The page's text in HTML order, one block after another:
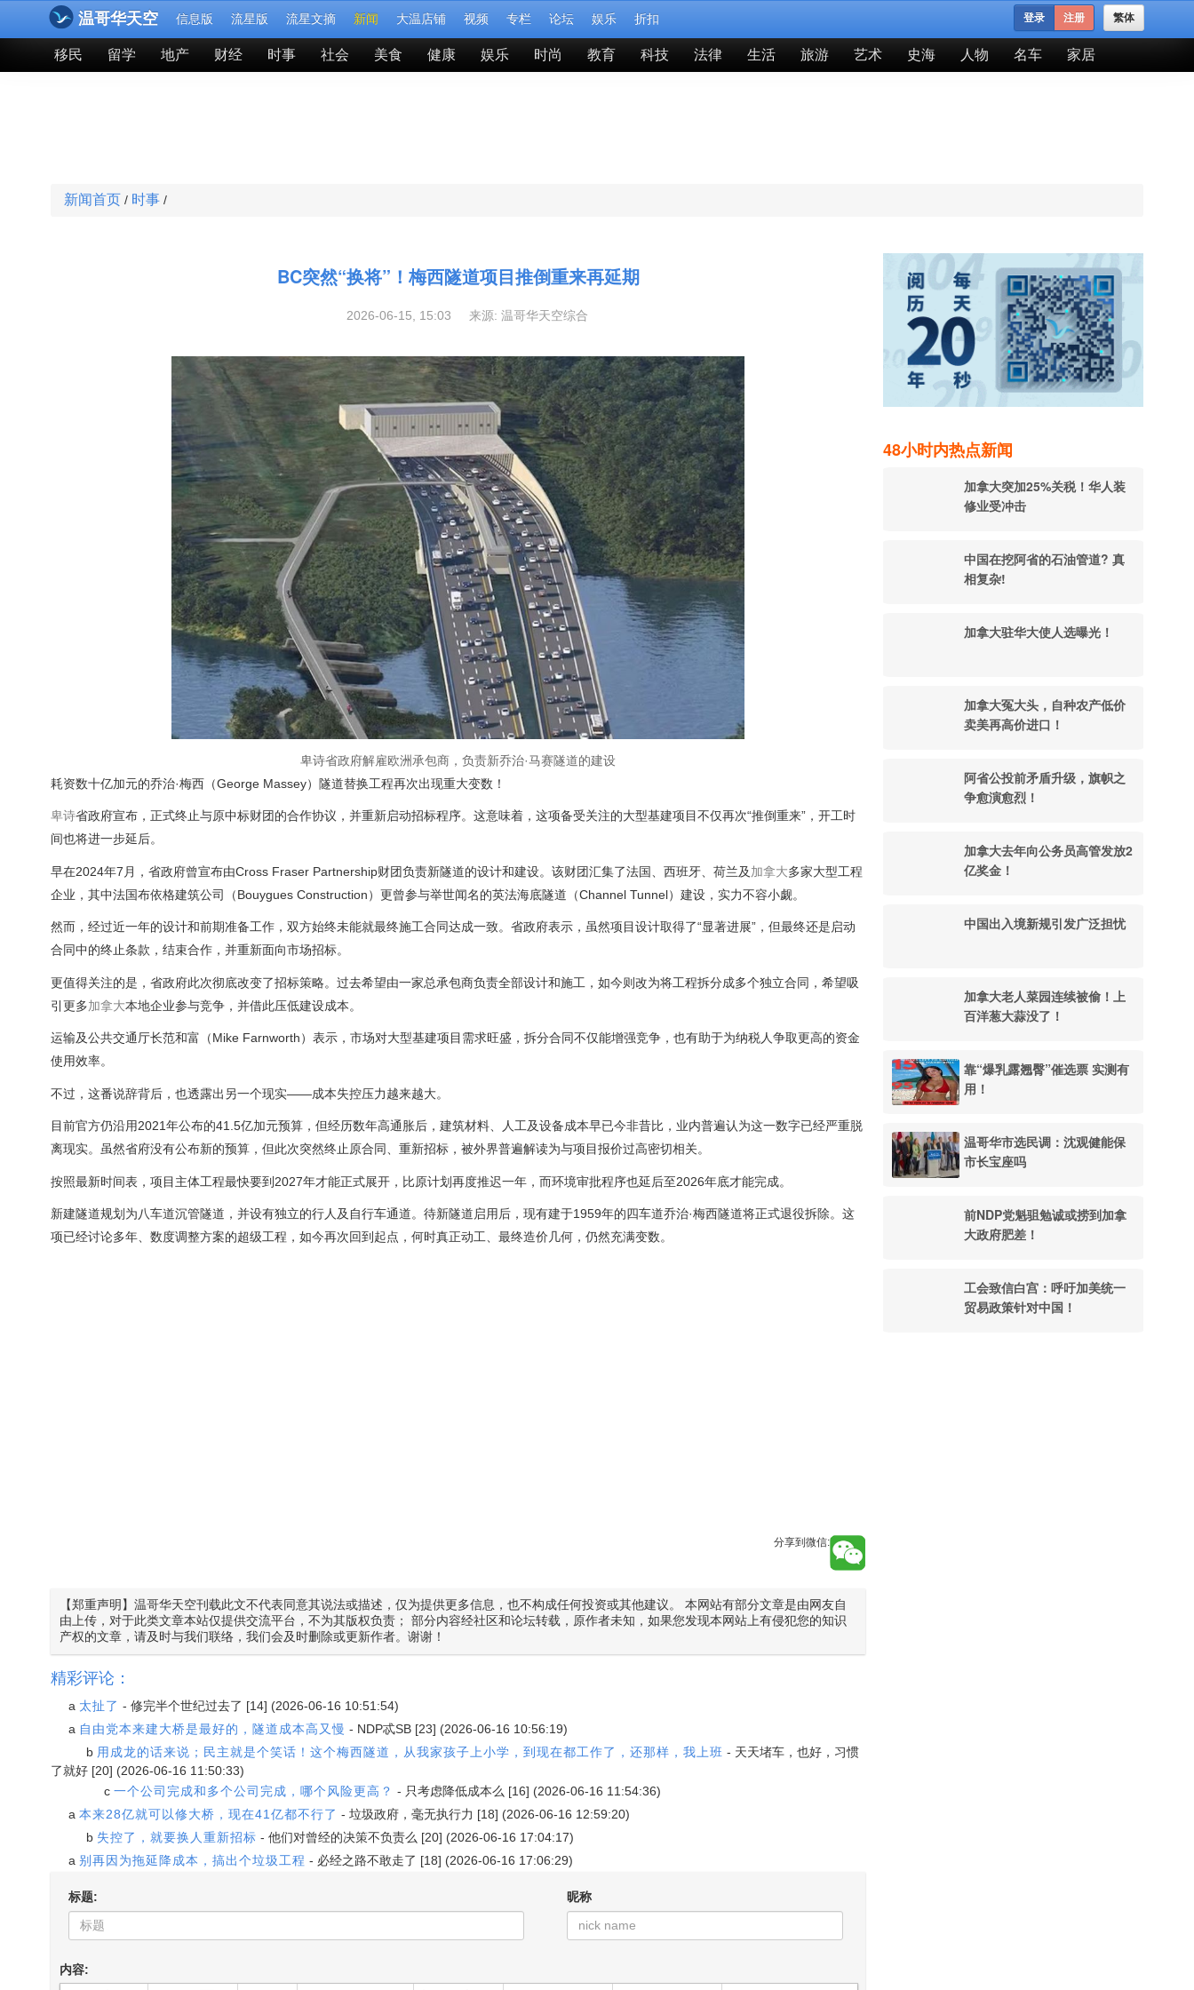
温哥华天空 信息版 流星版 流星文摘 新闻 大温店铺 视频 专栏 论坛 娱乐 折扣 繁体
登录 注册
移民 留学 地产 财经 时事 社会 美食 健康 娱乐 时尚 教育 科技 法律 生活 旅游 艺术 史海 人物 名车 家居
新闻首页 / 时事 /
BC突然“换将”！梅西隧道项目推倒重来再延期
2026-06-15, 15:03 来源: 温哥华天空综合
卑诗省政府解雇欧洲承包商，负责新乔治·马赛隧道的建设
耗资数十亿加元的乔治·梅西（George Massey）隧道替换工程再次出现重大变数！
卑诗省政府宣布，正式终止与原中标财团的合作协议，并重新启动招标程序。这意味着，这项备受关注的大型基建项目不仅再次“推倒重来”，开工时
间也将进一步延后。
早在2024年7月，省政府曾宣布由Cross Fraser Partnership财团负责新隧道的设计和建设。该财团汇集了法国、西班牙、荷兰及加拿大多家大型工程
企业，其中法国布依格建筑公司（Bouygues Construction）更曾参与举世闻名的英法海底隧道（Channel Tunnel）建设，实力不容小觑。
然而，经过近一年的设计和前期准备工作，双方始终未能就最终施工合同达成一致。省政府表示，虽然项目设计取得了“显著进展”，但最终还是启动
合同中的终止条款，结束合作，并重新面向市场招标。
更值得关注的是，省政府此次彻底改变了招标策略。过去希望由一家总承包商负责全部设计和施工，如今则改为将工程拆分成多个独立合同，希望吸
引更多加拿大本地企业参与竞争，并借此压低建设成本。
运输及公共交通厅长范和富（Mike Farnworth）表示，市场对大型基建项目需求旺盛，拆分合同不仅能增强竞争，也有助于为纳税人争取更高的资金
使用效率。
不过，这番说辞背后，也透露出另一个现实——成本失控压力越来越大。
目前官方仍沿用2021年公布的41.5亿加元预算，但经历数年高通胀后，建筑材料、人工及设备成本早已今非昔比，业内普遍认为这一数字已经严重脱
离现实。虽然省府没有公布新的预算，但此次突然终止原合同、重新招标，被外界普遍解读为与项目报价过高密切相关。
按照最新时间表，项目主体工程最快要到2027年才能正式展开，比原计划再度推迟一年，而环境审批程序也延后至2026年底才能完成。
新建隧道规划为八车道沉管隧道，并设有独立的行人及自行车通道。待新隧道启用后，现有建于1959年的四车道乔治·梅西隧道将正式退役拆除。这
项已经讨论多年、数度调整方案的超级工程，如今再次回到起点，何时真正动工、最终造价几何，仍然充满变数。
分享到微信:
【郑重声明】温哥华天空刊载此文不代表同意其说法或描述，仅为提供更多信息，也不构成任何投资或其他建议。 本网站有部分文章是由网友自
由上传，对于此类文章本站仅提供交流平台，不为其版权负责； 部分内容经社区和论坛转载，原作者未知，如果您发现本网站上有侵犯您的知识
产权的文章，请及时与我们联络，我们会及时删除或更新作者。谢谢！
精彩评论：
a 太扯了 - 修完半个世纪过去了 [14] (2026-06-16 10:51:54)
a 自由党本来建大桥是最好的，隧道成本高又慢 - NDP忒SB [23] (2026-06-16 10:56:19)
b 用成龙的话来说；民主就是个笑话！这个梅西隧道，从我家孩子上小学，到现在都工作了，还那样，我上班 - 天天堵车，也好，习惯
了就好 [20] (2026-06-16 11:50:33)
c 一个公司完成和多个公司完成，哪个风险更高？ - 只考虑降低成本么 [16] (2026-06-16 11:54:36)
a 本来28亿就可以修大桥，现在41亿都不行了 - 垃圾政府，毫无执行力 [18] (2026-06-16 12:59:20)
b 失控了，就要换人重新招标 - 他们对曾经的决策不负责么 [20] (2026-06-16 17:04:17)
a 别再因为拖延降成本，搞出个垃圾工程 - 必经之路不敢走了 [18] (2026-06-16 17:06:29)
标题: 昵称
内容:
48小时内热点新闻
加拿大突加25%关税！华人装
修业受冲击
中国在挖阿省的石油管道? 真
相复杂!
加拿大驻华大使人选曝光！
加拿大冤大头，自种农产低价
卖美再高价进口！
阿省公投前矛盾升级，旗帜之
争愈演愈烈！
加拿大去年向公务员高管发放2
亿奖金！
中国出入境新规引发广泛担忧
加拿大老人菜园连续被偷！上
百洋葱大蒜没了！
靠“爆乳露翘臀”催选票 实测有
用！
温哥华市选民调：沈观健能保
市长宝座吗
前NDP党魁驵勉诚或捞到加拿
大政府肥差！
工会致信白宫：呼吁加美统一
贸易政策针对中国！